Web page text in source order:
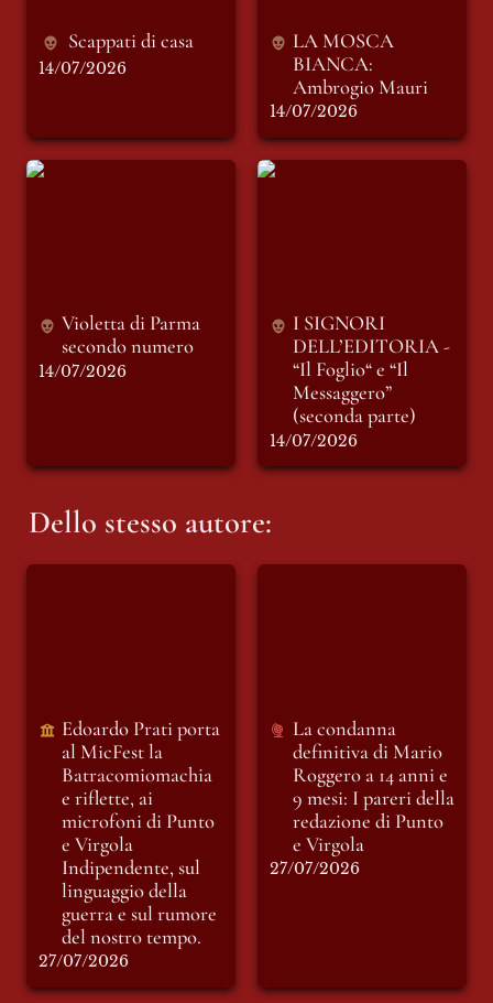
Scappati di casa
14/07/2026
LA MOSCA
BIANCA:
Ambrogio Mauri
14/07/2026
Violetta di Parma
Violetta di Parma
secondo numero
14/07/2026
I SIGNORI
I SIGNORI
DELL’EDITORIA -
“Il Foglio“ e “Il
Messaggero”
(seconda parte)
14/07/2026
Dello stesso autore:
Indipendente, sul
linguaggio della
guerra e sul rumore
del nostro tempo.
Edoardo Prati porta
al MicFest la
Batracomiomachia
e riflette, ai
microfoni di Punto
e Virgola
Indipendente, sul
linguaggio della
guerra e sul rumore
del nostro tempo.
27/07/2026
La condanna
definitiva di Mario
Roggero a 14 anni e
9 mesi: I pareri della
redazione di Punto
e Virgola
27/07/2026